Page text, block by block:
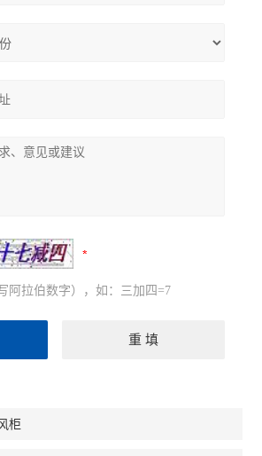
阿拉伯数字），如：三加四=7
柜